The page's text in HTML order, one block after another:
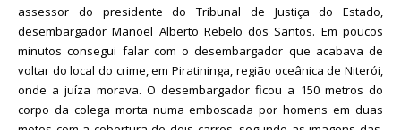
assessor do presidente do Tribunal de Justiça do Estado,
desembargador Manoel Alberto Rebelo dos Santos. Em poucos
minutos consegui falar com o desembargador que acabava de
voltar do local do crime, em Piratininga, região oceânica de Niterói,
onde a juíza morava. O desembargador ficou a 150 metros do
corpo da colega morta numa emboscada por homens em duas